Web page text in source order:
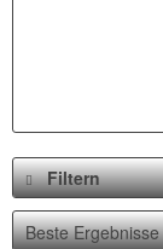
Filtern